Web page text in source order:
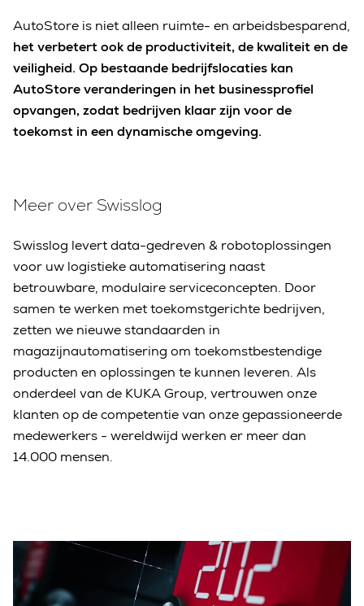
AutoStore is niet alleen ruimte- en arbeidsbesparend,
het verbetert ook de productiviteit, de kwaliteit en de
veiligheid. Op bestaande bedrijfslocaties kan
AutoStore veranderingen in het businessprofiel
opvangen, zodat bedrijven klaar zijn voor de
toekomst in een dynamische omgeving.
Meer over Swisslog
Swisslog levert data-gedreven & robotoplossingen
voor uw logistieke automatisering naast
betrouwbare, modulaire serviceconcepten. Door
samen te werken met toekomstgerichte bedrijven,
zetten we nieuwe standaarden in
magazijnautomatisering om toekomstbestendige
producten en oplossingen te kunnen leveren. Als
onderdeel van de KUKA Group, vertrouwen onze
klanten op de competentie van onze gepassioneerde
medewerkers - wereldwijd werken er meer dan
14.000 mensen.